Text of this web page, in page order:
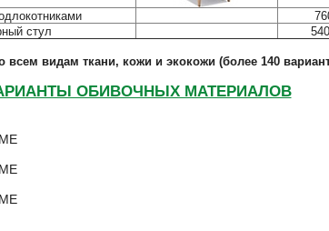
стул
всем видам ткани, кожи и экокожи (более 140
ОБИВОЧНЫХ МАТЕРИАЛОВ